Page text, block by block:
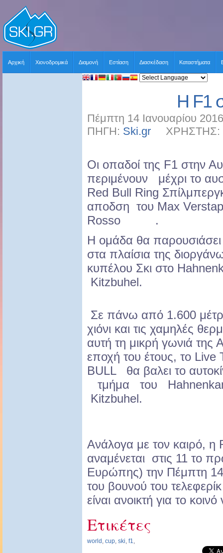
Αρχική Χιονοδρομικά Διαμονή Εστίαση Διασκέδαση Καταστήματα
Η F1
Πέμπτη 14 Ιανουαρίου
ΠΗΓΗ: Ski.gr ΧΡΗΣΤΗΣ:
Οι οπαδοί της F1 στην
περιμένουν μέχρι το
Red Bull Ring
αποδση του Max
Rosso .
Η ομάδα θα
στα πλαίσια της
κυπέλου Σκι στο
Kitzbuhel.
Σε πάνω από 1.600
χιόνι και τις χαμηλές
αυτή τη μικρή γωνιά της
εποχή του έτους, το Live
BULL θα βαλει το
τμήμα του
Kitzbuhel.
Ανάλογα με τον καιρό, η
αναμένεται στις 11 το
Ευρώπης) την Πέμπτη
του βουνού του
είναι ανοικτή για το
Ετικέτες
world , cup, ski, f1,